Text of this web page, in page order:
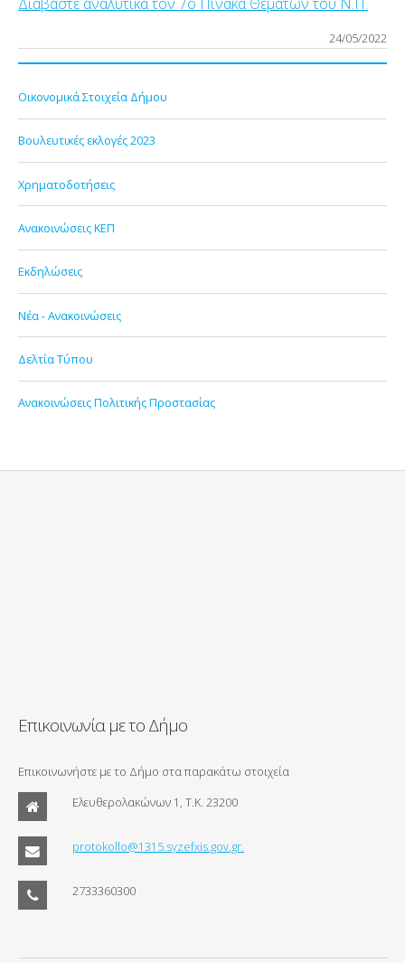
24/05/2022
Οικονομικά Στοιχεία Δήμου
Βουλευτικές εκλογές 2023
Χρηματοδοτήσεις
Ανακοινώσεις ΚΕΠ
Εκδηλώσεις
Νέα - Ανακοινώσεις
Δελτία Τύπου
Ανακοινώσεις Πολιτικής Προστασίας
Επικοινωνία με το Δήμο
Επικοινωνήστε με το Δήμο στα παρακάτω στοιχεία
Ελευθερολακώνων 1, Τ.Κ. 23200
protokollo@1315.syzefxis.gov.gr.
2733360300